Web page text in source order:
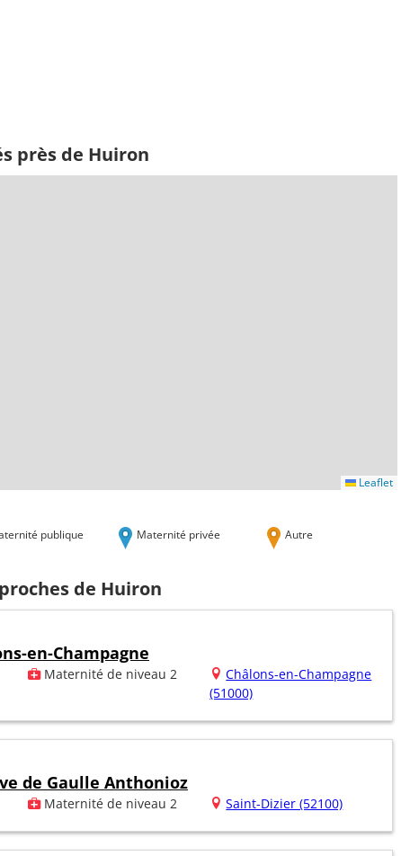
près de Huiron
Leaflet
publique Maternité privée Autre
de Huiron
en-Champagne
Maternité de niveau 2
Châlons-en-Champagne
(51000)
de Gaulle Anthonioz
Maternité de niveau 2 Saint-Dizier (52100)